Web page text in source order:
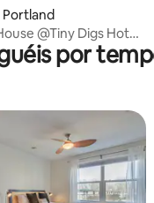
5, 29 avaliações
Portland
@Tiny Digs Hotel-
por